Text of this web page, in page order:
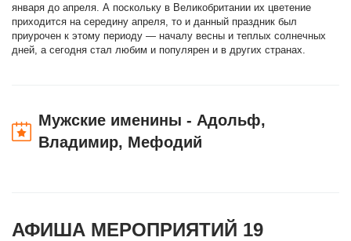
января до апреля. А поскольку в Великобритании их цветение
приходится на середину апреля, то и данный праздник был
приурочен к этому периоду — началу весны и теплых солнечных
дней, а сегодня стал любим и популярен и в других странах.
Мужские именины - Адольф,
Владимир, Мефодий
АФИША МЕРОПРИЯТИЙ 19